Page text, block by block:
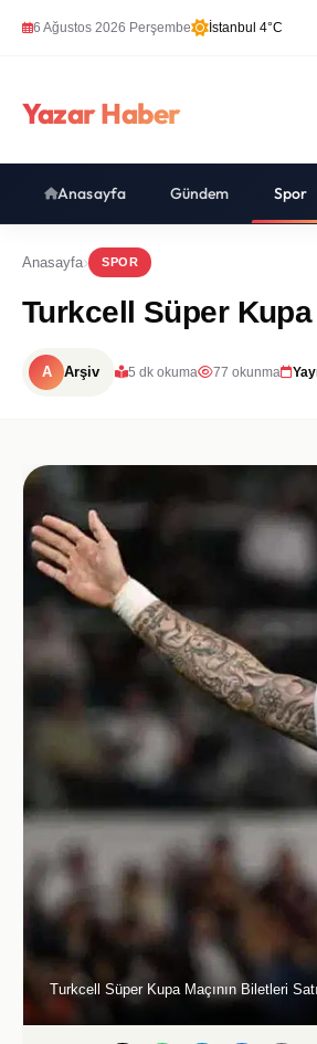
6 Ağustos 2026 Perşembe İstanbul 4°C
Yazar Haber
Anasayfa Gündem Spor
Anasayfa SPOR
Turkcell Süper Kupa
A Arşiv 5 dk okuma 77 okunma
Turkcell Süper Kupa Maçının Biletleri